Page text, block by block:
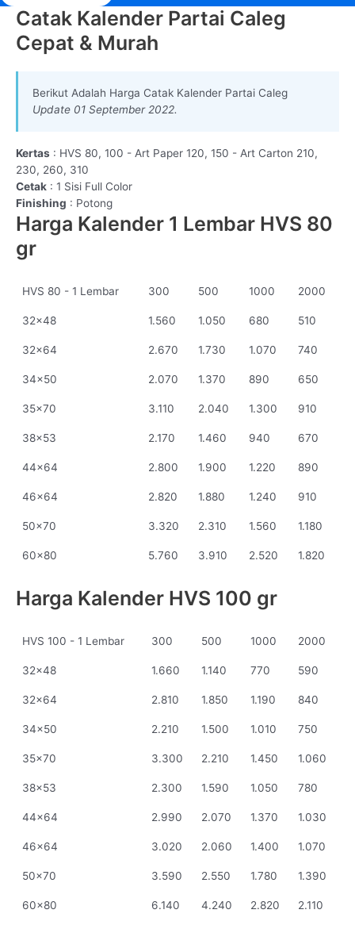
Catak Kalender Partai Caleg
Cepat & Murah
Berikut Adalah Harga Catak Kalender Partai Caleg
Update 01 September 2022.
Kertas : HVS 80, 100 - Art Paper 120, 150 - Art Carton 210,
230, 260, 310
Cetak : 1 Sisi Full Color
Finishing : Potong
Harga Kalender 1 Lembar HVS 80
gr
HVS 80 - 1 Lembar 300 500 1000 2000
32x48 1.560 1.050 680 510
32x64 2.670 1.730 1.070 740
34x50 2.070 1.370 890 650
35x70 3.110 2.040 1.300 910
38x53 2.170 1.460 940 670
44x64 2.800 1.900 1.220 890
46x64 2.820 1.880 1.240 910
50x70 3.320 2.310 1.560 1.180
60x80 5.760 3.910 2.520 1.820
Harga Kalender HVS 100 gr
HVS 100 - 1 Lembar 300 500 1000 2000
32x48 1.660 1.140 770 590
32x64 2.810 1.850 1.190 840
34x50 2.210 1.500 1.010 750
35x70 3.300 2.210 1.450 1.060
38x53 2.300 1.590 1.050 780
44x64 2.990 2.070 1.370 1.030
46x64 3.020 2.060 1.400 1.070
50x70 3.590 2.550 1.780 1.390
60x80 6.140 4.240 2.820 2.110